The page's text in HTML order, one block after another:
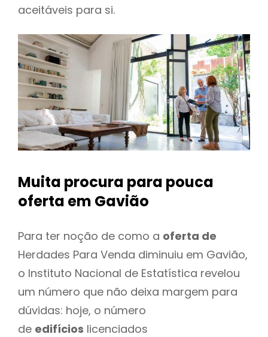
aceitáveis para si.
Muita procura para pouca
oferta em Gavião
Para ter noção de como a oferta de
Herdades Para Venda diminuiu em Gavião,
o Instituto Nacional de Estatística revelou
um número que não deixa margem para
dúvidas: hoje, o número
de edifícios licenciados